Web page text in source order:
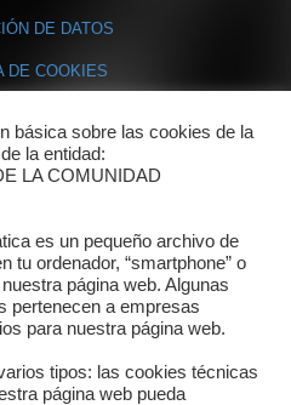
DE DATOS
DE COOKIES
estamos
departamentos
de contacto
básica sobre las cookies de la
la entidad:
LA COMUNIDAD
es un pequeño archivo de
tu ordenador, “smartphone” o
página web. Algunas
pertenecen a empresas
para nuestra página web.
tipos: las cookies técnicas
página web pueda